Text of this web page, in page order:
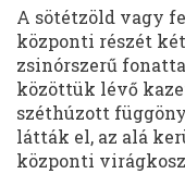
A sötétzöld vagy
központi részét
zsinórszerű
közöttük lévő
széthúzott
látták el, az alá
központi